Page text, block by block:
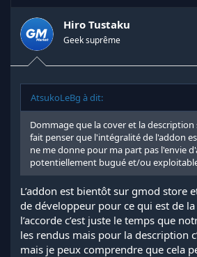
Hiro Tustaku
Geek suprême
AtsukoLeBg à dit:
Dommage que la cover et la description
fait penser que l'intégralité de l'addon
ne me donne pour ma part pas l'envie
potentiellement bugué et/ou
L’addon est bientôt sur gmod store
de développeur pour ce qui est de
l’accorde c’est juste le temps que
les rendus mais pour la description
mais je peux comprendre que cela